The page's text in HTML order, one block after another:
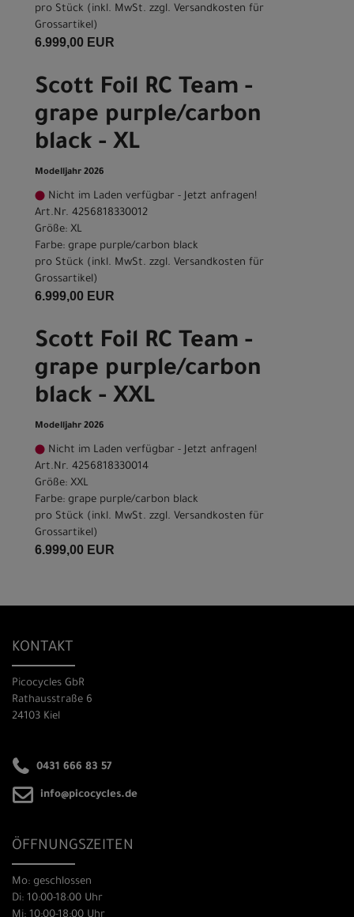
pro Stück (inkl. MwSt. zzgl. Versandkosten für
Grossartikel)
6.999,00 EUR
Scott Foil RC Team -
grape purple/carbon
black - XL
Modelljahr 2026
Nicht im Laden verfügbar - Jetzt anfragen!
Art.Nr. 4256818330012
Größe: XL
Farbe: grape purple/carbon black
pro Stück (inkl. MwSt. zzgl. Versandkosten für
Grossartikel)
6.999,00 EUR
Scott Foil RC Team -
grape purple/carbon
black - XXL
Modelljahr 2026
Nicht im Laden verfügbar - Jetzt anfragen!
Art.Nr. 4256818330014
Größe: XXL
Farbe: grape purple/carbon black
pro Stück (inkl. MwSt. zzgl. Versandkosten für
Grossartikel)
6.999,00 EUR
KONTAKT
Picocycles GbR
Rathausstraße 6
24103 Kiel
0431 666 83 57
info@picocycles.de
ÖFFNUNGSZEITEN
Mo: geschlossen
Di: 10:00-18:00 Uhr